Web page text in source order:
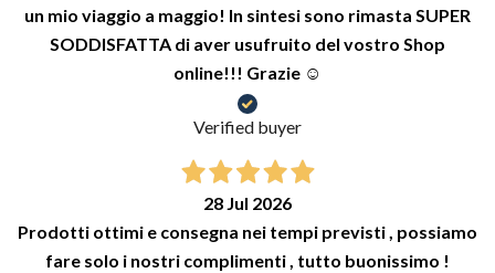
un mio viaggio a maggio! In sintesi sono rimasta SUPER
SODDISFATTA di aver usufruito del vostro Shop
online!!! Grazie ☺️
Verified buyer
28 Jul 2026
Prodotti ottimi e consegna nei tempi previsti , possiamo
fare solo i nostri complimenti , tutto buonissimo !